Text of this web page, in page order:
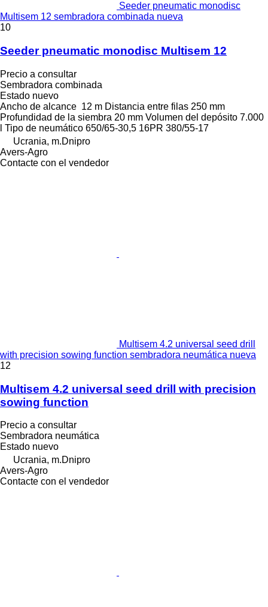
Seeder pneumatic monodisc
Multisem 12 sembradora combinada nueva
10
Seeder pneumatic monodisc Multisem 12
Precio a consultar
Sembradora combinada
Estado nuevo
Ancho de alcance 12 m Distancia entre filas 250 mm
Profundidad de la siembra 20 mm Volumen del depósito 7.000
Tipo de neumático 650/65-30,5 16PR 380/55-17
Ucrania, m.Dnipro
Avers-Agro
Contacte con el vendedor
Multisem 4.2 universal seed drill
with precision sowing function sembradora neumática nueva
12
Multisem 4.2 universal seed drill with precision
sowing function
Precio a consultar
Sembradora neumática
Estado nuevo
Ucrania, m.Dnipro
Avers-Agro
Contacte con el vendedor